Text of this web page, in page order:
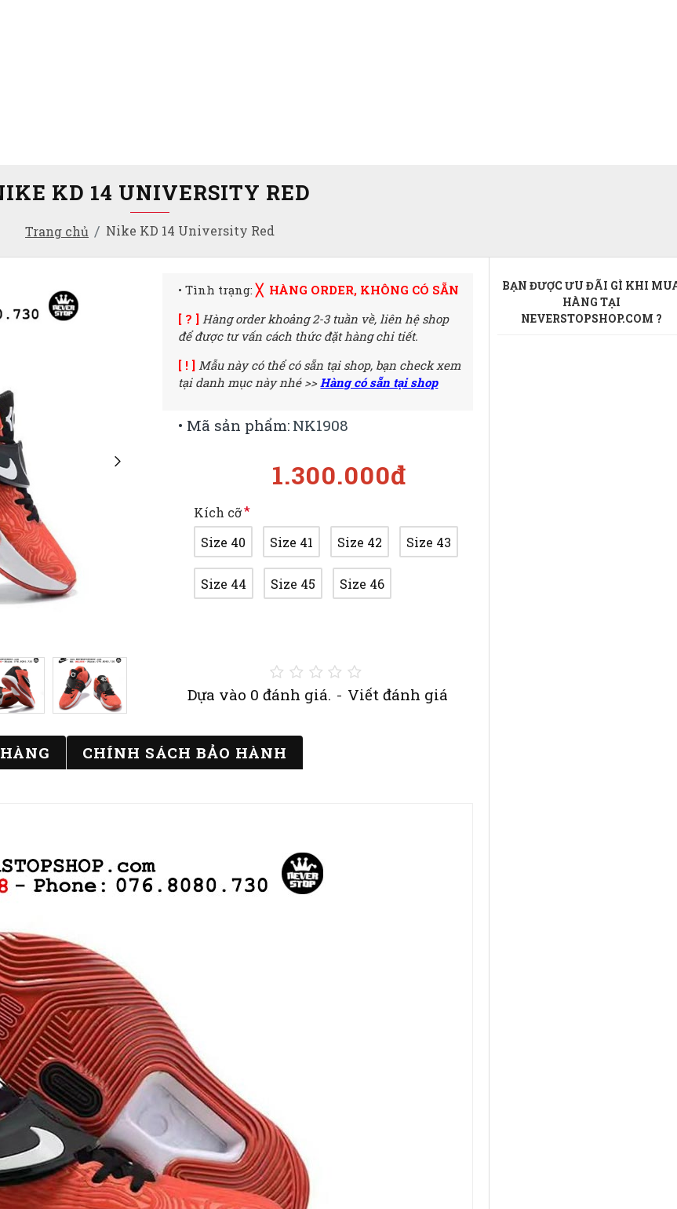
Trang chủ Nike KD 14 University Red
KD 14 UNIVERSITY RED
Dựa vào 0 đánh giá. - Viết đánh giá
1.300.000đ
• Mã sản phẩm: NK1908
Kích cỡ
Size 40
Size 41 Size 42 Size 43
Size 44 Size 45 Size 46
• Tình trạng:╳ HÀNG ORDER, KHÔNG CÓ SẴN
[ ? ] Hàng order khoảng 2-3 tuần về,liên hệ shop
để được tư vấn cách thức đặt hàng chi tiết.
[ ! ] Mẫu này có thể có sẵn tại shop, bạn check xem
tại danh mục này nhé >>Hàng có sẵn tại shop
CHÍNH SÁCH BẢO HÀNH
BẠN ĐƯỢC ƯU ĐÃI GÌ KHI
HÀNG TẠI
NEVERSTOPSHOP.COM ?